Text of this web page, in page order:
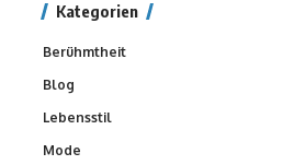
Kategorien
Berühmtheit
Blog
Lebensstil
Mode